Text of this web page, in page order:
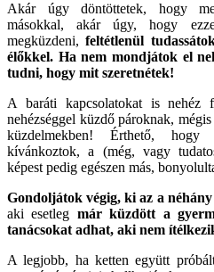
Akár úgy döntöttetek, hogy
másokkal, akár úgy, hogy
megküzdeni,feltétlenül
élőkkel. Ha nem mondjátok el
tudni, hogy mit szeretnétek!
A baráti kapcsolatokat is nehéz
nehézséggel küzdő pároknak,
küzdelmekben! Érthető, hogy
kívánkoztok, a (még, vagy
képest pedig egészen más,
Gondoljátok végig, ki az a
aki esetleg már küzdött a
tanácsokat adhat, aki nem
A legjobb, ha ketten együtt